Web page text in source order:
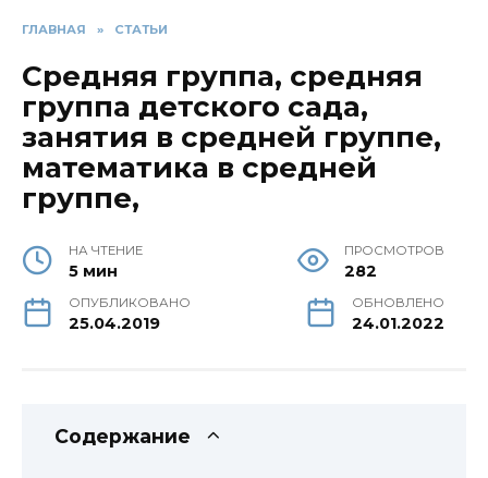
ГЛАВНАЯ » СТАТЬИ
Средняя группа, средняя
группа детского сада,
занятия в средней группе,
математика в средней
группе,
НА ЧТЕНИЕ
5 мин
ПРОСМОТРОВ
282
ОПУБЛИКОВАНО
25.04.2019
ОБНОВЛЕНО
24.01.2022
Содержание